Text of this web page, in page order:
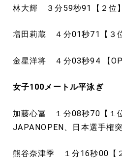
林大輝 ３分59秒91【２位】
増田莉蔵 ４分01秒71【３
金星洋将 ４分03秒94 【OP
女子100メートル平泳ぎ
加藤心冨 １分08秒70【１
JAPANOPEN、日本選手権
熊谷奈津季 １分16秒00【